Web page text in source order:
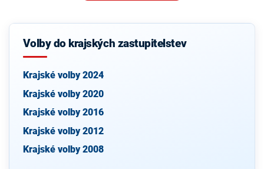
Volby do krajských zastupitelstev
Krajské volby 2024
Krajské volby 2020
Krajské volby 2016
Krajské volby 2012
Krajské volby 2008